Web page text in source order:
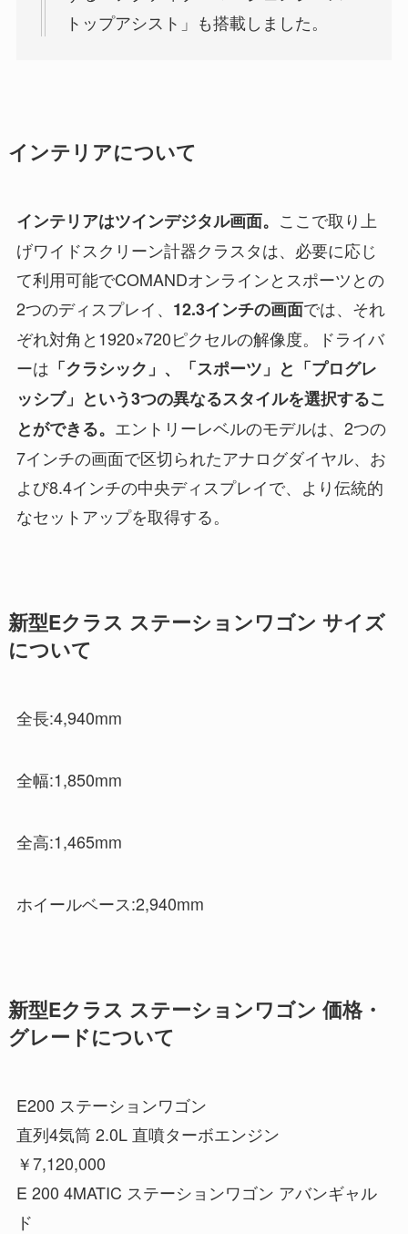
トップアシスト」も搭載しました。
インテリアについて
インテリアはツインデジタル画面。 ここで取り上
げワイドスクリーン計器クラスタは、必要に応じ
て利用可能でCOMANDオンラインとスポーツとの
2つのディスプレイ、 12.3インチの画面では、それ
ぞれ対角と1920×720ピクセルの解像度。ドライバ
ーは 「クラシック」、「スポーツ」と「プログレ
ッシブ」という3つの異なるスタイルを選択するこ
とができる。 エントリーレベルのモデルは、2つの
7インチの画面で区切られたアナログダイヤル、お
よび8.4インチの中央ディスプレイで、より伝統的
なセットアップを取得する。
新型Eクラス ステーションワゴン サイズ
について
全長:4,940mm
全幅:1,850mm
全高:1,465mm
ホイールベース:2,940mm
新型Eクラス ステーションワゴン 価格・
グレードについて
E200 ステーションワゴン
直列4気筒 2.0L 直噴ターボエンジン
￥7,120,000
E 200 4MATIC ステーションワゴン アバンギャル
ド